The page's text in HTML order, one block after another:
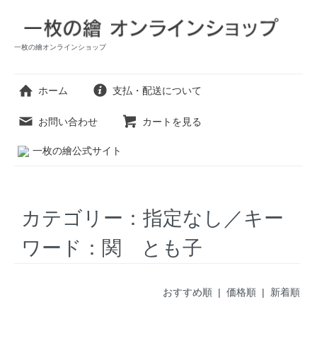
一枚の繪オンラインショップ
ホーム 支払・配送について
お問い合わせ カートを見る
一枚の繪公式サイト
カテゴリー：指定なし／キー
ワード：関 とも子
おすすめ順 | 価格順| 新着順